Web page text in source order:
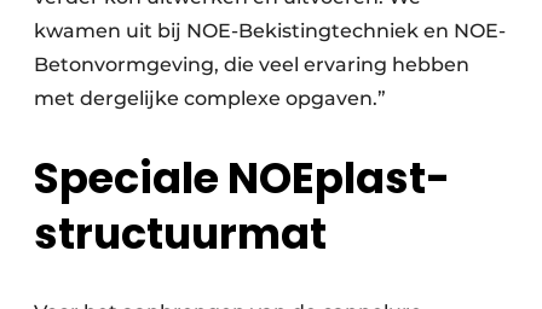
kwamen uit bij NOE-Bekistingtechniek en NOE-
Betonvormgeving, die veel ervaring hebben
met dergelijke complexe opgaven.”
Speciale NOEplast-
structuurmat